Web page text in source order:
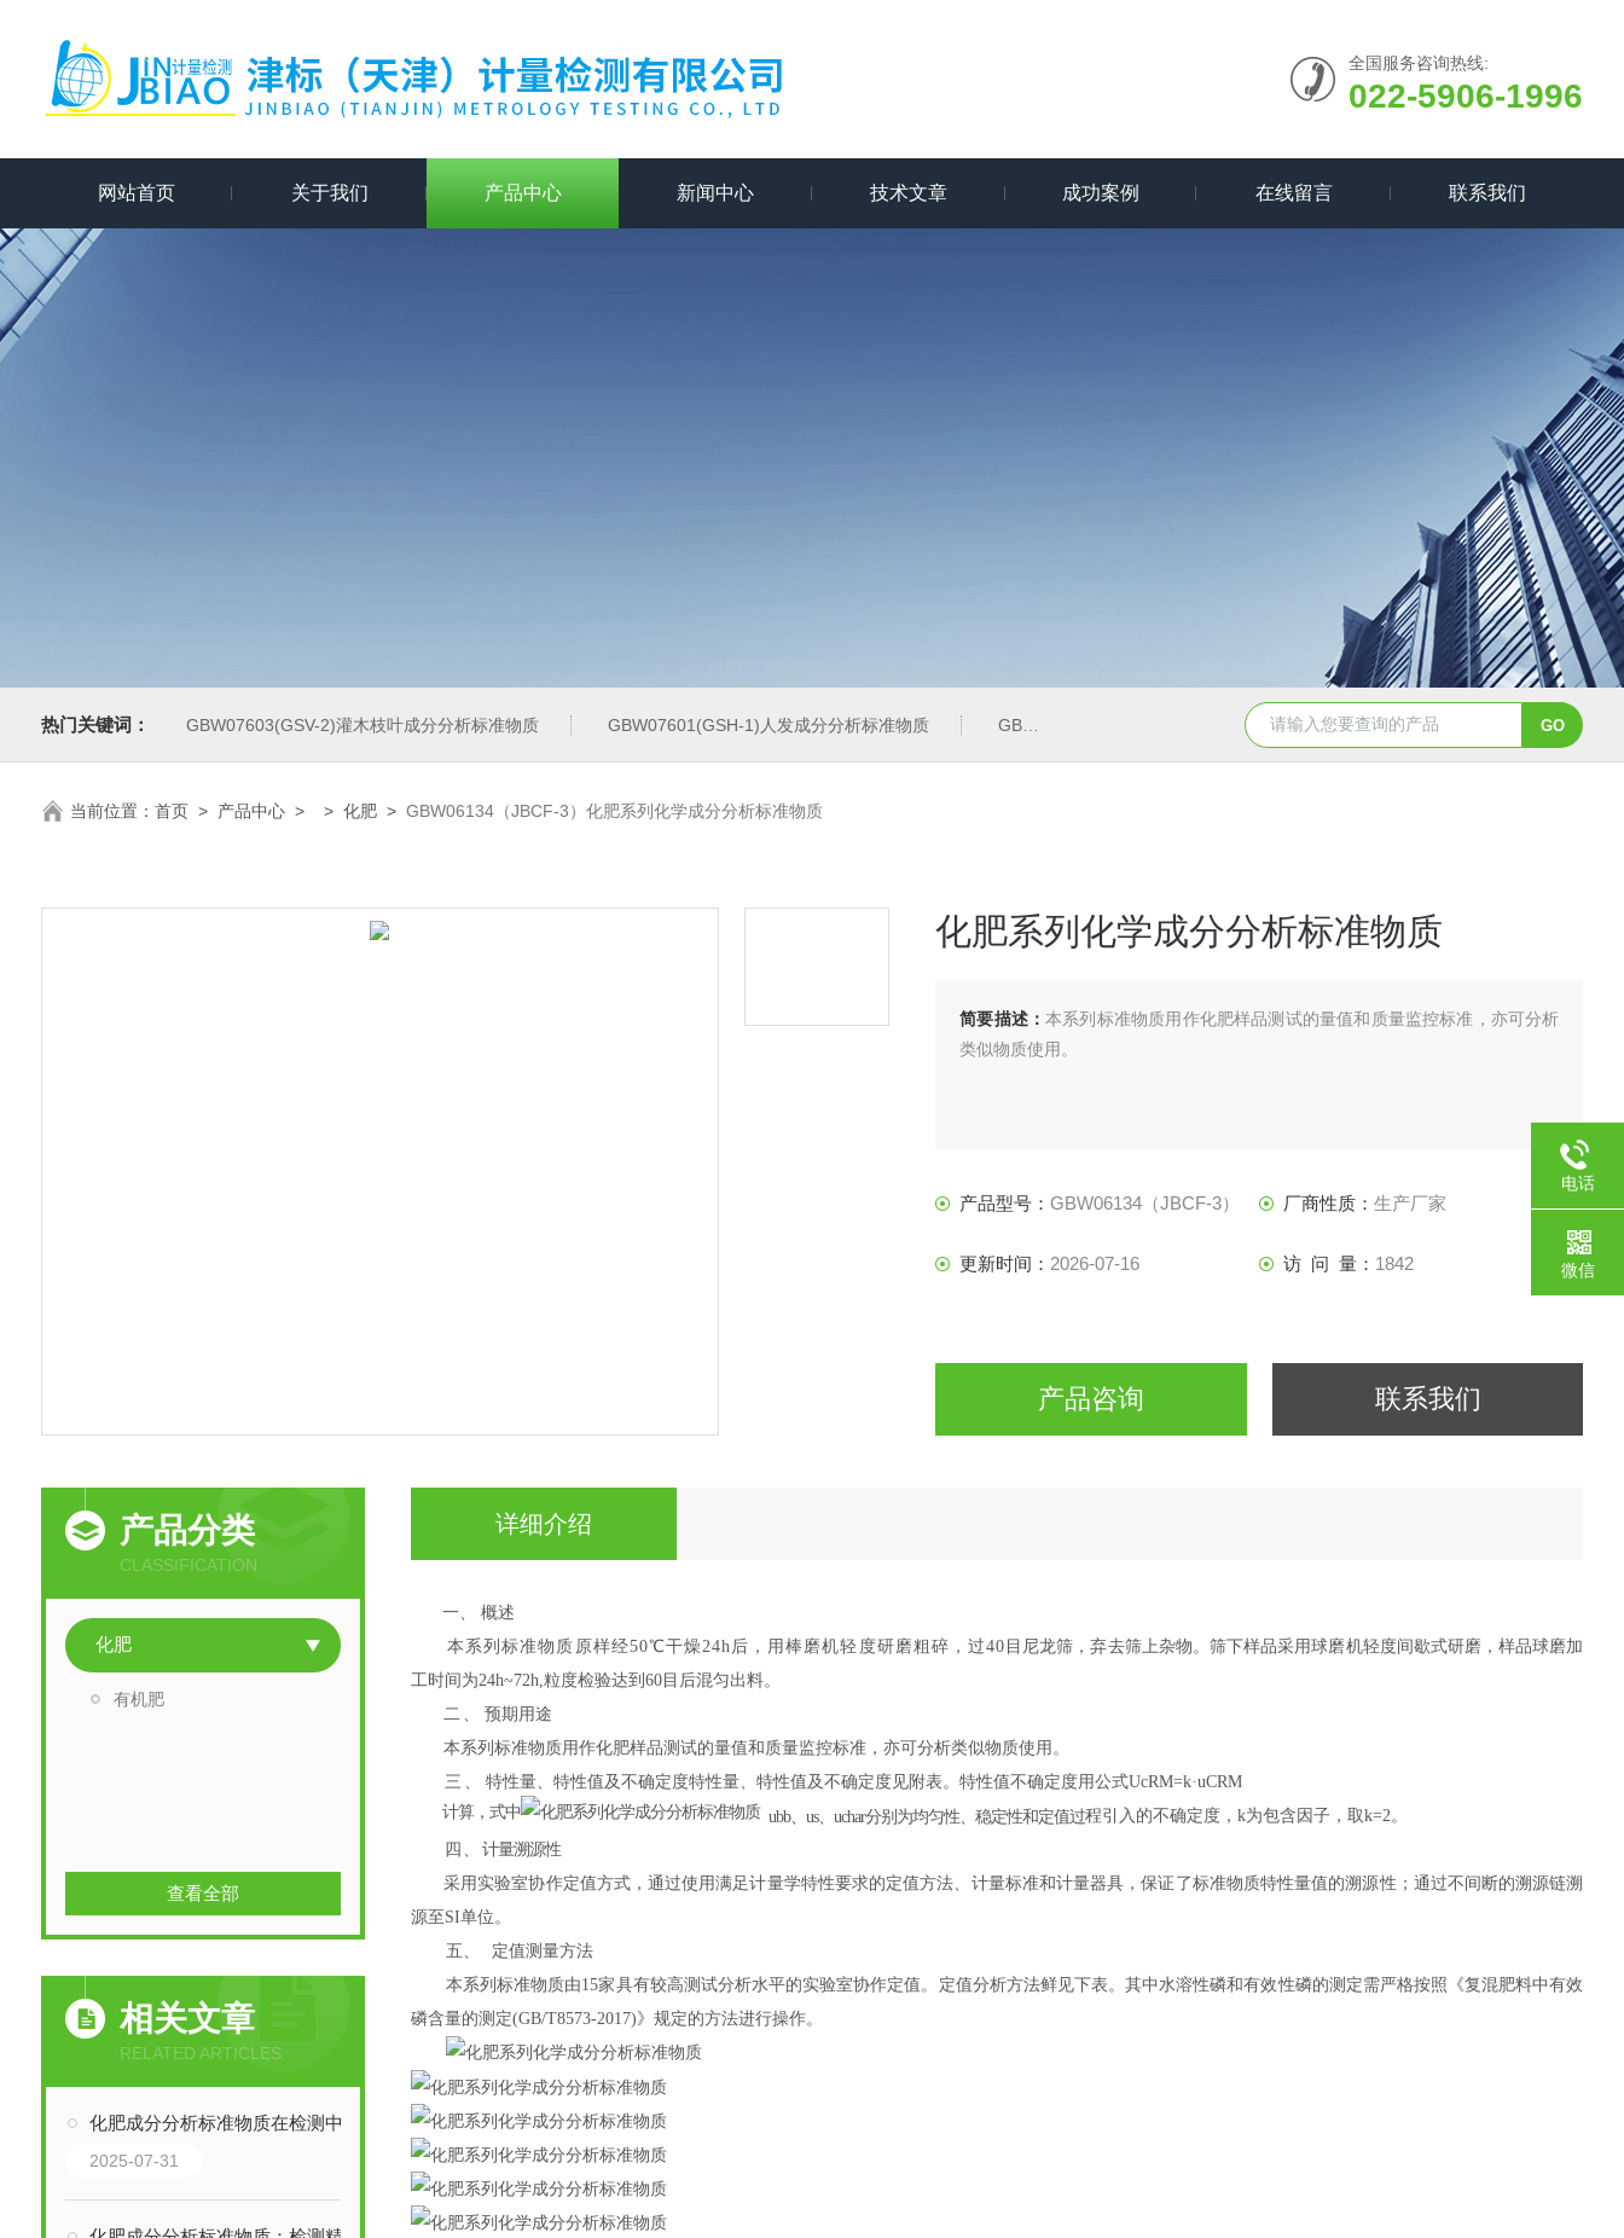
全国服务咨询热线:
022-5906-1996
网站首页 关于我们 产品中心 新闻中心 技术文章 成功案例 在线留言 联系我们
热门关键词： GBW07603(GSV-2)灌木枝叶成分分析标准物质 GBW07601(GSH-1)人发成分分析标准物质 GBW07342(GPt-10)铂族金属 GBW07341(GPt-9)铂族金属
当前位置： 首页> 产品中心> > 化肥> GBW06134（JBCF-3）化肥系列化学成分分析标准物质
化肥系列化学成分分析标准物质
简要描述：本系列标准物质用作化肥样品测试的量值和质量监控标准，亦可分析
类似物质使用。
产品型号：GBW06134（JBCF-3） 厂商性质：生产厂家
更新时间： 2026-07-16 访 问 量： 1842
产品咨询 联系我们
产品分类
CLASSIFICATION
化肥
有机肥
查看全部
相关文章
RELATED ARTICLES
化肥成分分析标准物质在检测中的正确使用方法
2025-07-31
详细介绍
一、概述
本系列标准物质原样经50℃干燥24h后，用棒磨机轻度研磨粗碎，过40 目尼龙筛，弃去筛上杂物。筛下样品采用球磨机轻度间歇式研磨，样品球磨加
工时间为24h~72h,粒度检验达到60目后混匀出料。
二 、预期用途
本系列标准物质用作化肥样品测试的量值和质量监控标准，亦可分析类似物质使用。
三 、特性量、特性值及不确定度特性量、特性值及不确定度见附表。特性值不确定度用公式UcRM=k·uCRM
计算，式中
ubb、us、uchar分别为均匀性、稳定性和定值过程引入的不确定度，k为包含因子，取k=2。
四 、计量溯源性
采用实验室协作定值方式，通过使用满足计量学特性要求的定值方法、计量标准和计量器具，保证了标准物质特性量值的溯源性；通过不间断的溯源链溯
源至 SI单位。
五、
定值测量方法
本系列标准物质由15家具有较高测试分析水平的实验室协作定值。定值分析方法鲜见下表。其中水溶性磷和有效性磷的测定需严格按照《复混肥料中有效
磷含量的测定(GB/T8573-2017)》规定的方法进行操作。
电话
微信